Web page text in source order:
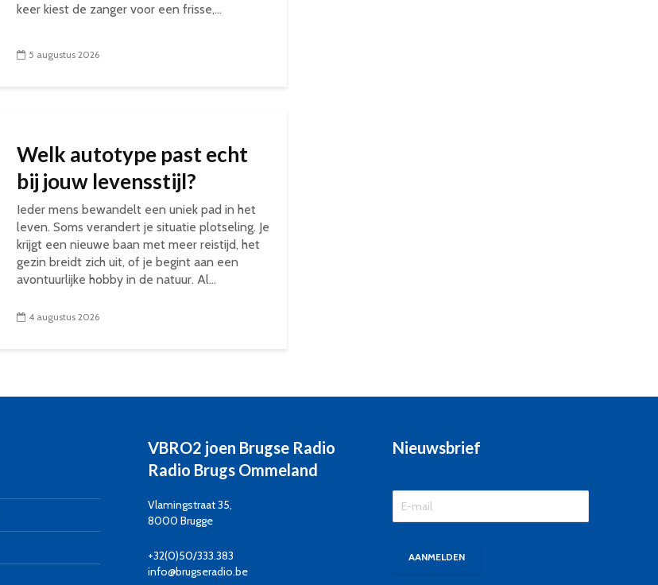
keer kiest de zanger voor een frisse,...
5 augustus 2026
Welk autotype past echt
bij jouw levensstijl?
Ieder mens bewandelt een uniek pad in het
leven. Soms verandert je situatie plotseling. Je
krijgt een nieuwe baan met meer reistijd, het
gezin breidt zich uit, of je begint aan een
avontuurlijke hobby in de natuur. Al...
4 augustus 2026
VBRO2 joen Brugse Radio
Radio Brugs Ommeland
Vlamingstraat 35,
8000 Brugge
+32(0)50/333.383
info@brugseradio.be
Nieuwsbrief